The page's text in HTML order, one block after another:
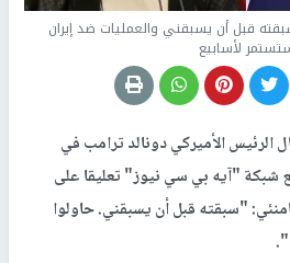
قبل أن يسبقني والعمليات ضد إيران
لأسابيع
الرئيس الأميركي دونالد ترامب في
مع شبكة "آيه بي سي نيوز" تعليقا على
"سبقته قبل أن يسبقني. حاولوا